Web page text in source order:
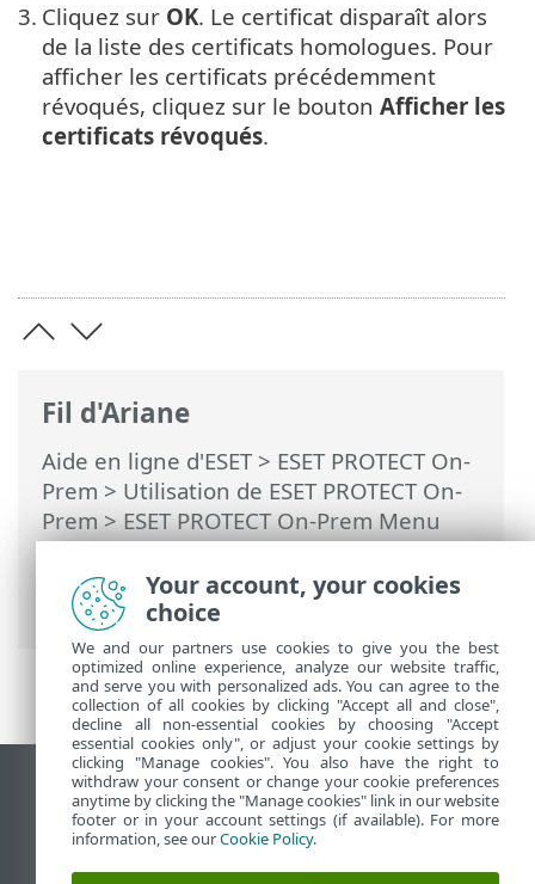
Fil d'Ariane
Aide en ligne d'ESET> ESET PROTECT On-
Prem > Utilisation de ESET PROTECT On-
Prem>ESET PROTECT On-Prem Menu
principal>Plus>Certificats>Certificats
homologues> Afficher les certificats
révoqués
3. Cliquez sur OK. Le certificat disparaît alors
de la liste des certificats homologues. Pour
afficher les certificats précédemment
révoqués, cliquez sur le bouton Afficher les
certificats révoqués.
Afficher le site pour ordinateur de bureau
End of Life
Base de connaissances ESET
Your account, your cookies
choice
We and our partners use cookies to give you the best
optimized online experience, analyze our website traffic,
and serve you with personalized ads. You can agree to the
collection of all cookies by clicking "Accept all and close",
decline all non-essential cookies by choosing "Accept
essential cookies only", or adjust your cookie settings by
clicking "Manage cookies". You also have the right to
withdraw your consent or change your cookie preferences
anytime by clicking the "Manage cookies" link in our website
footer or in your account settings (if available). For more
information, see ourCookie Policy.